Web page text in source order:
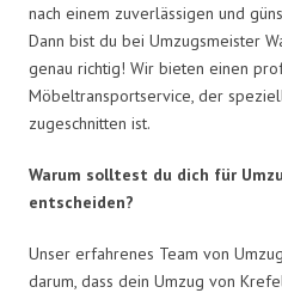
nach einem zuverlässigen und
Dann bist du bei Umzugsmeister
genau richtig! Wir bieten einen
Möbeltransportservice, der
zugeschnitten ist.
Warum solltest du dich für
entscheiden?
Unser erfahrenes Team von
darum, dass dein Umzug von